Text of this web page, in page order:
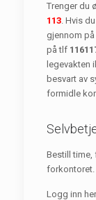
Trenger du
113. Hvis
gjennom
på tlf
legevakten
besvart av
formidle
Bestill time,
forkontoret.
Logg inn her